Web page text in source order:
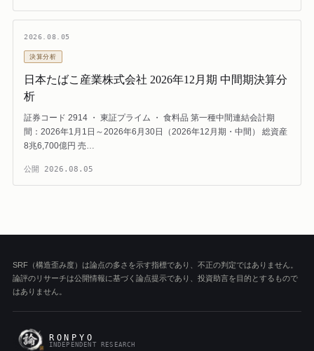
2026.08.05
決算分析
日本たばこ産業株式会社 2026年12月期 中間期決算分
析
証券コード 2914 ・ 東証プライム ・ 食料品 第一種中間連結会計期
間：2026年1月1日～2026年6月30日（2026年12月期・中間） 総資産
8兆6,700億円 売…
公開 2026.08.05
SRF（構造歪み度）は論点の多さを示す指標であり、不正の判定ではありません。
論評のリサーチは公開情報に基づく論点提示であり、投資助言を目的とするもので
はありません。
RONPYO
INDEPENDENT RESEARCH